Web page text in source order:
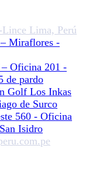
Lima, Perú
Miraflores -
Oficina 201 -
de pardo
Golf Los Inkas
de Surco
560 - Oficina
Isidro